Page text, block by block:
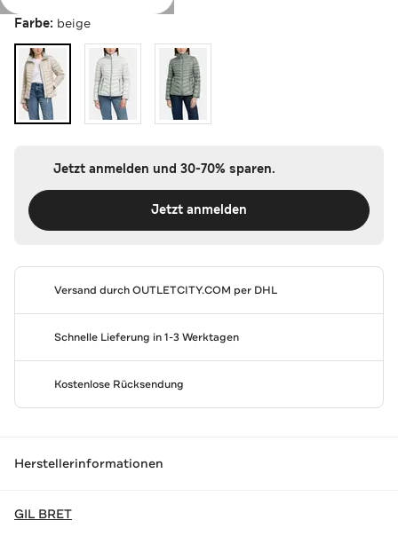
Farbe: beige
Jetzt anmelden und 30-70% sparen.
Jetzt anmelden
Versand durchOUTLETCITY.COM per DHL
Schnelle Lieferung in 1-3 Werktagen
Kostenlose Rücksendung
Herstellerinformationen
GIL BRET